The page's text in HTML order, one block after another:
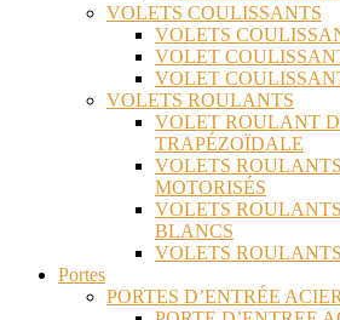
VOLETS COULISSANTS
VOLETS
VOLET
VOLET
VOLETS ROULANTS
VOLET ROULANT
TRAPÉZOÏDALE
VOLETS
MOTORISÉS
VOLETS
BLANCS
VOLETS
Portes
PORTES D’ENTRÉE